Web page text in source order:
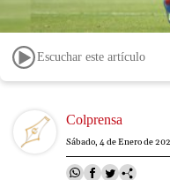
Escuchar este artículo
Image Colprensa
Sábado, 4 de Enero de